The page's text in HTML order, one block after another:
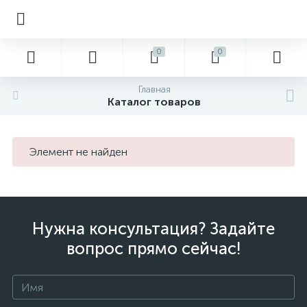
0 0
Главная
Каталог товаров
Элемент не найден
Нужна консультация? Задайте
вопрос прямо сейчас!